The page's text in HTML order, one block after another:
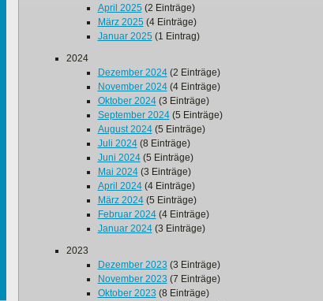
April 2025 (2 Einträge)
März 2025 (4 Einträge)
Januar 2025 (1 Eintrag)
2024
Dezember 2024(2 Einträge)
November 2024(4 Einträge)
Oktober 2024(3 Einträge)
September 2024(5 Einträge)
August 2024(5 Einträge)
Juli 2024(8 Einträge)
Juni 2024(5 Einträge)
Mai 2024(3 Einträge)
April 2024(4 Einträge)
März 2024(5 Einträge)
Februar 2024(4 Einträge)
Januar 2024(3 Einträge)
2023
Dezember 2023 (3 Einträge)
November 2023 (7 Einträge)
Oktober 2023 (8 Einträge)